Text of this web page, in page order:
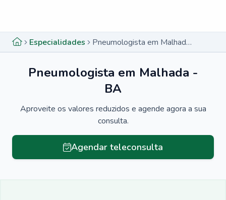
Especialidades Pneumologista em Malhada - BA
Pneumologista em Malhada -
BA
Aproveite os valores reduzidos e agende agora a sua
consulta.
Agendar teleconsulta